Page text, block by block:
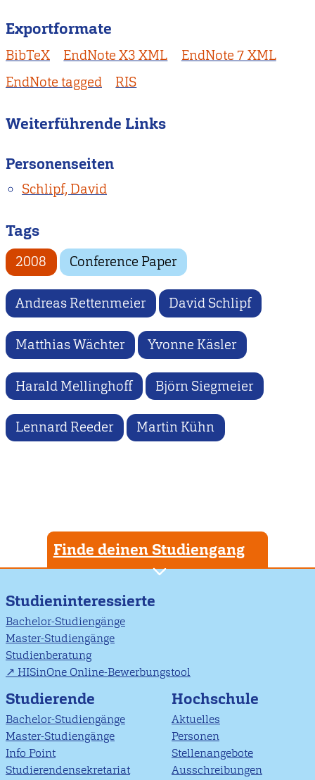
Exportformate
BibTeX EndNote X3 XML
EndNote 7 XML
EndNote tagged
RIS
Weiterführende Links
Personenseiten
Schlipf, David
Tags
2008 Conference Paper
Andreas Rettenmeier David Schlipf
Matthias Wächter Yvonne Käsler
Harald Mellinghoff Björn Siegmeier
Lennard Reeder Martin Kühn
Finde deinen Studiengang
Studieninteressierte
Bachelor-Studiengänge
Master-Studiengänge
Studienberatung
HISinOne Online-Bewerbungstool
Studierende
Bachelor-Studiengänge
Master-Studiengänge
Info Point
Studierendensekretariat
Hochschule
Aktuelles
Personen
Stellenangebote
Ausschreibungen